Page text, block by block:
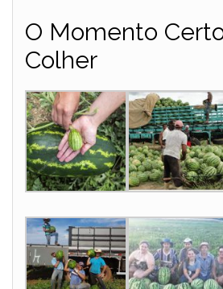
O Momento
Colher